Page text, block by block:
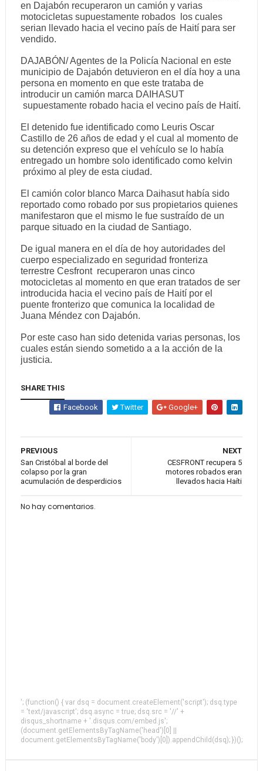
en Dajabón recuperaron un camión y varias
motocicletas supuestamente robados los cuales
serian llevado hacia el vecino país de Haití para ser
vendido.
DAJABÓN/ Agentes de la Policía Nacional en este
municipio de Dajabón detuvieron en el día hoy a una
persona en momento en que este trataba de
introducir un camión marca DAIHASUT
supuestamente robado hacia el vecino país de Haití.
El detenido fue identificado como Leuris Oscar
Castillo de 26 años de edad y el cual al momento de
su detención expreso que el vehículo se lo había
entregado un hombre solo identificado como kelvin
próximo al pley de esta ciudad.
El camión color blanco Marca Daihasut había sido
reportado como robado por sus propietarios quienes
manifestaron que el mismo le fue sustraído de un
parque situado en la ciudad de Santiago.
De igual manera en el día de hoy autoridades del
cuerpo especializado en seguridad fronteriza
terrestre Cesfront recuperaron unas cinco
motocicletas al momento en que eran tratados de ser
introducida hacia el vecino país de Haití por el
puente fronterizo que comunica la localidad de
Juana Méndez con Dajabón.
Por este caso han sido detenida varias personas, los
cuales están siendo sometido a a la acción de la
justicia.
SHARE THIS
Facebook Twitter Google+
NEXT
CESFRONT recupera 5
motores robados eran
llevados hacia Haíti
PREVIOUS
San Cristóbal al borde del
colapso por la gran
acumulación de desperdicios
No hay comentarios.
'; (function() { var dsq = document.createElement('script'); dsq.type
= 'text/javascript'; dsq.async = true; dsq.src = '//' +
disqus_shortname + '.disqus.com/embed.js';
(document.getElementsByTagName('head')[0] ||
document.getElementsByTagName('body')[0]).appendChild(dsq); })();